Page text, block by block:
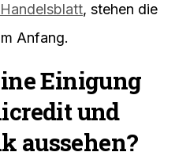
Handelsblatt, stehen die
Anfang.
Einigung
und
aussehen?